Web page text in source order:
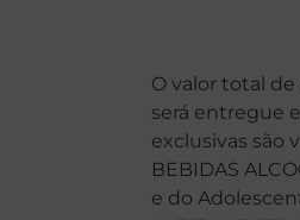
O valor total
será entregue
exclusivas são
BEBIDAS
e do